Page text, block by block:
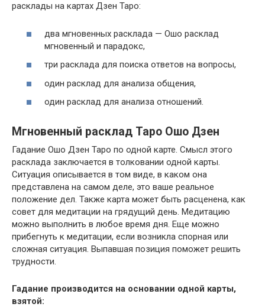
расклады на картах Дзен Таро:
два мгновенных расклада — Ошо расклад
мгновенный и парадокс,
три расклада для поиска ответов на вопросы,
один расклад для анализа общения,
один расклад для анализа отношений.
Мгновенный расклад Таро Ошо Дзен
Гадание Ошо Дзен Таро по одной карте. Смысл этого
расклада заключается в толковании одной карты.
Ситуация описывается в том виде, в каком она
представлена на самом деле, это ваше реальное
положение дел. Также карта может быть расценена, как
совет для медитации на грядущий день. Медитацию
можно выполнить в любое время дня. Еще можно
прибегнуть к медитации, если возникла спорная или
сложная ситуация. Выпавшая позиция поможет решить
трудности.
Гадание производится на основании одной карты,
взятой: